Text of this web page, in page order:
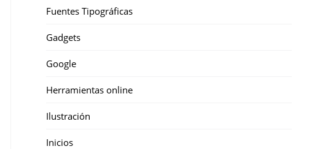
Fuentes Tipográficas
Gadgets
Google
Herramientas online
Ilustración
Inicios